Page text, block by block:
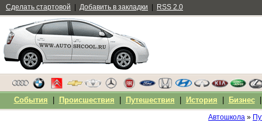
Автошкола »
Сделать стартовой Добавить в закладки RSS 2.0
События Происшествия Путешествия История Бизнес